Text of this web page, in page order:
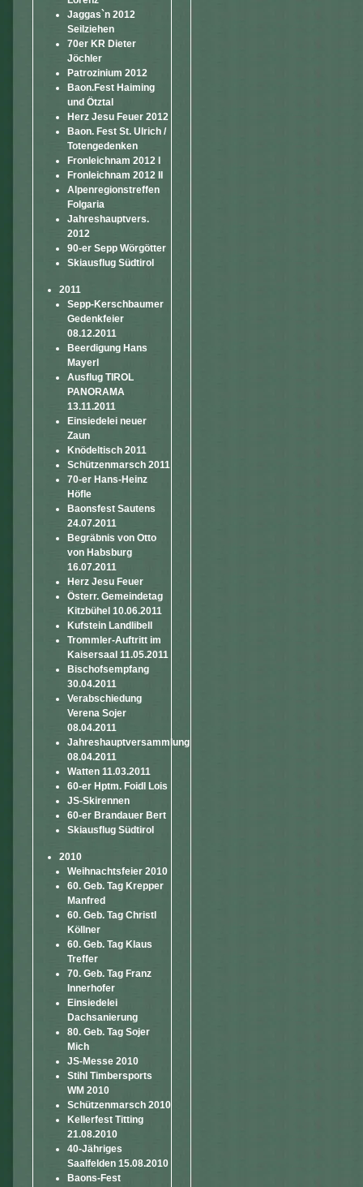
Jaggas`n 2012
Seilziehen
70er KR Dieter
Jöchler
Patrozinium 2012
Baon.Fest Haiming
und Ötztal
Herz Jesu Feuer 2012
Baon. Fest St. Ulrich /
Totengedenken
Fronleichnam 2012 I
Fronleichnam 2012 II
Alpenregionstreffen
Folgaria
Jahreshauptvers.
2012
90-er Sepp Wörgötter
Skiausflug Südtirol
2011
Sepp-Kerschbaumer
Gedenkfeier
08.12.2011
Beerdigung Hans
Mayerl
Ausflug TIROL
PANORAMA
13.11.2011
Einsiedelei neuer
Zaun
Knödeltisch 2011
Schützenmarsch 2011
70-er Hans-Heinz
Höfle
Baonsfest Sautens
24.07.2011
Begräbnis von Otto
von Habsburg
16.07.2011
Herz Jesu Feuer
Österr. Gemeindetag
Kitzbühel 10.06.2011
Kufstein Landlibell
Trommler-Auftritt im
Kaisersaal 11.05.2011
Bischofsempfang
30.04.2011
Verabschiedung
Verena Sojer
08.04.2011
Jahreshauptversammlung
08.04.2011
Watten 11.03.2011
60-er Hptm. Foidl Lois
JS-Skirennen
60-er Brandauer Bert
Skiausflug Südtirol
2010
Weihnachtsfeier 2010
60. Geb. Tag Krepper
Manfred
60. Geb. Tag Christl
Köllner
60. Geb. Tag Klaus
Treffer
70. Geb. Tag Franz
Innerhofer
Einsiedelei
Dachsanierung
80. Geb. Tag Sojer
Mich
JS-Messe 2010
Stihl Timbersports
WM 2010
Schützenmarsch 2010
Kellerfest Titting
21.08.2010
40-Jähriges
Saalfelden 15.08.2010
Baons-Fest